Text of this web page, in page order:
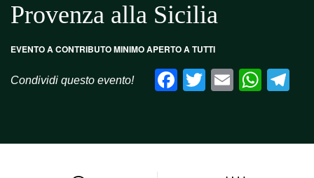
Provenza alla Sicilia
EVENTO A CONTRIBUTO MINIMO APERTO A TUTTI
Condividi questo evento! Facebook
Twitter
Email